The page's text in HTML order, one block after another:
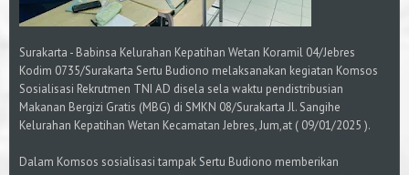
Surakarta - Babinsa Kelurahan Kepatihan Wetan Koramil 04/Jebres
Kodim 0735/Surakarta Sertu Budiono melaksanakan kegiatan Komsos
Sosialisasi Rekrutmen TNI AD disela sela waktu pendistribusian
Makanan Bergizi Gratis (MBG) di SMKN 08/Surakarta Jl. Sangihe
Kelurahan Kepatihan Wetan Kecamatan Jebres, Jum,at ( 09/01/2025 ).
Dalam Komsos sosialisasi tampak Sertu Budiono memberikan